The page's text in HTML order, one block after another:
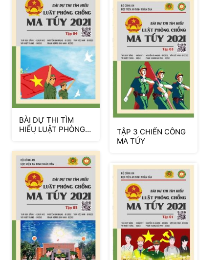
BÀI DỰ THI TÌM
HIỂU LUẬT PHÒNG
TẬP 3 CHIẾN CÔNG
MA TÚY